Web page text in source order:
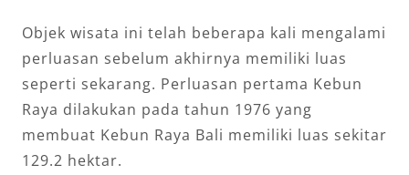
Objek wisata ini telah beberapa kali mengalami
perluasan sebelum akhirnya memiliki luas
seperti sekarang. Perluasan pertama Kebun
Raya dilakukan pada tahun 1976 yang
membuat Kebun Raya Bali memiliki luas sekitar
129.2 hektar.